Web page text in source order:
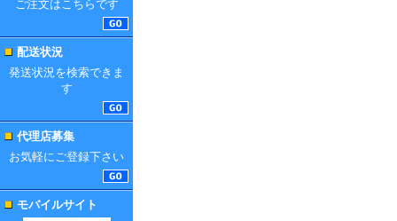
ご注文はこちらです
配送状況
発送状況を検索できま
す
代理店募集
お気軽にご登録下さい
モバイルサイト